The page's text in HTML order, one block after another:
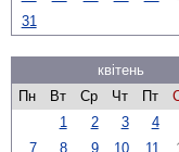
31
квітень
Пн
Вт Ср Чт Пт
1
2 3 4
7
8 9 10 11